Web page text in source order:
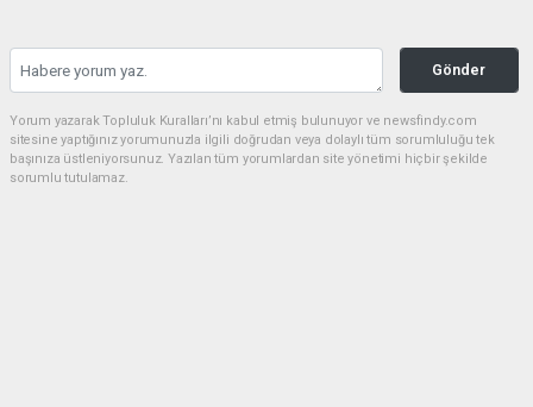
Gönder
Yorum yazarak Topluluk Kuralları’nı kabul etmiş bulunuyor ve newsfindy.com
sitesine yaptığınız yorumunuzla ilgili doğrudan veya dolaylı tüm sorumluluğu tek
başınıza üstleniyorsunuz. Yazılan tüm yorumlardan site yönetimi hiçbir şekilde
sorumlu tutulamaz.